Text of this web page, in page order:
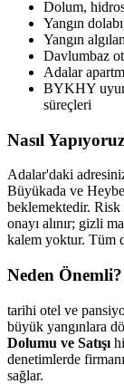
Dolum,
Yangın
Yangın
Davlumbaz
Adalar
BYKHY
süreçleri
Nasıl
Adalar'daki
Büyükada ve
beklemektedir. Risk
onayı alınır; gizli
kalem yoktur. Tüm
Neden Önemli?
tarihi otel ve
büyük yangınlara
Dolumu ve Satışı
denetimlerde
sağlar.